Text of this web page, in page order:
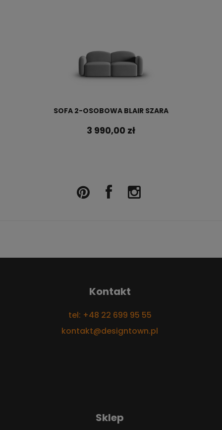
SOFA 2-OSOBOWA BLAIR SZARA
3 990,00 zł
Kontakt
tel: +48 22 699 95 55
kontakt@designtown.pl
Sklep